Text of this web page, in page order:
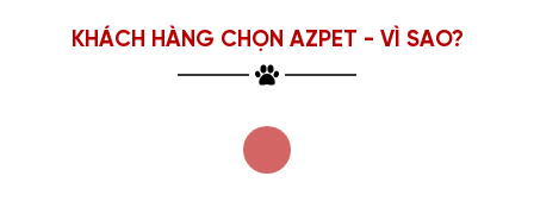
KHÁCH HÀNG CHỌN AZPET - VÌ SAO?